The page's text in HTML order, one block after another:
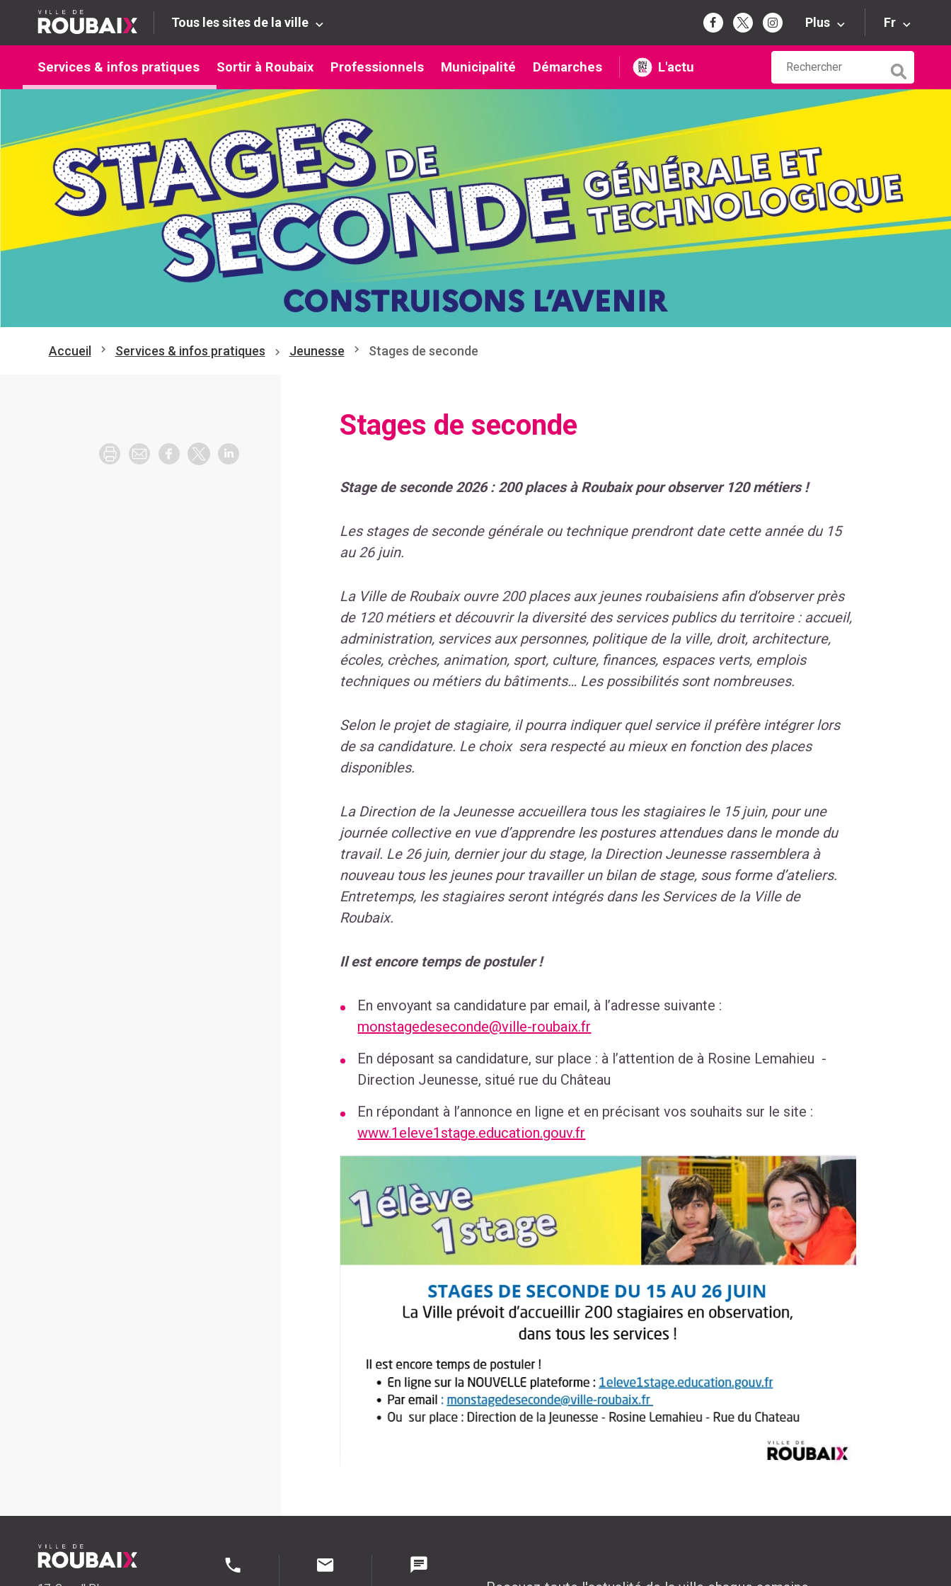
Tous les sites de la ville Plus Fr
Services & infos pratiques Sortir à Roubaix Professionnels Municipalité Démarches L'actu
Accueil Services & infos pratiques Jeunesse Stages de seconde
Stages de seconde
Stage de seconde 2026 : 200 places à Roubaix pour observer 120 métiers !
Les stages de seconde générale ou technique prendront date cette année du 15
au 26 juin.
La Ville de Roubaix ouvre 200 places aux jeunes roubaisiens afin d’observer près
de 120 métiers et découvrir la diversité des services publics du territoire : accueil,
administration, services aux personnes, politique de la ville, droit, architecture,
écoles, crèches, animation, sport, culture, finances, espaces verts, emplois
techniques ou métiers du bâtiments… Les possibilités sont nombreuses.
Selon le projet de stagiaire, il pourra indiquer quel service il préfère intégrer lors
de sa candidature. Le choix sera respecté au mieux en fonction des places
disponibles.
La Direction de la Jeunesse accueillera tous les stagiaires le 15 juin, pour une
journée collective en vue d’apprendre les postures attendues dans le monde du
travail. Le 26 juin, dernier jour du stage, la Direction Jeunesse rassemblera à
nouveau tous les jeunes pour travailler un bilan de stage, sous forme d’ateliers.
Entretemps, les stagiaires seront intégrés dans les Services de la Ville de
Roubaix.
Il est encore temps de postuler !
En envoyant sa candidature par email, à l’adresse suivante :
monstagedeseconde@ville-roubaix.fr
En déposant sa candidature, sur place : à l’attention de à Rosine Lemahieu -
Direction Jeunesse, situé rue du Château
En répondant à l’annonce en ligne et en précisant vos souhaits sur le site :
www.1eleve1stage.education.gouv.fr